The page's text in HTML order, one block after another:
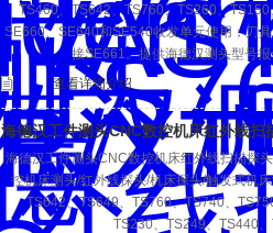
TS460、TS642、TS760、TS260、
SE660、SE640和SE540收发单元使用；刀
接SE661。提供海德汉测头型号
查看详细介绍
海德汉工件测头CNC数控机床红外线扫
海德汉工件测头CNC数控机床红外线扫描探
控机床测头/红外线探头/机床探头/触发式机
TS642、TS649、TS760、TS740、
TS230‌、TS249、TS440